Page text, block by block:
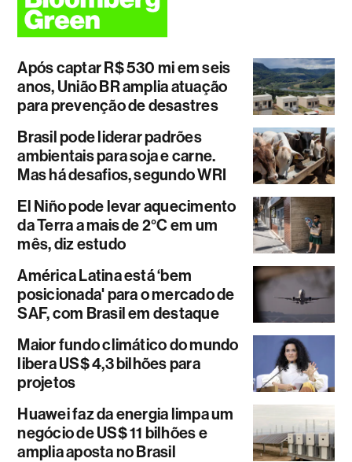
Após captar R$ 530 mi em seis
anos, União BR amplia atuação
para prevenção de desastres
Brasil pode liderar padrões
ambientais para soja e carne.
Mas há desafios, segundo WRI
El Niño pode levar aquecimento
da Terra a mais de 2°C em um
mês, diz estudo
América Latina está ‘bem
posicionada' para o mercado de
SAF, com Brasil em destaque
Maior fundo climático do mundo
libera US$ 4,3 bilhões para
projetos
Huawei faz da energia limpa um
negócio de US$ 11 bilhões e
amplia aposta no Brasil